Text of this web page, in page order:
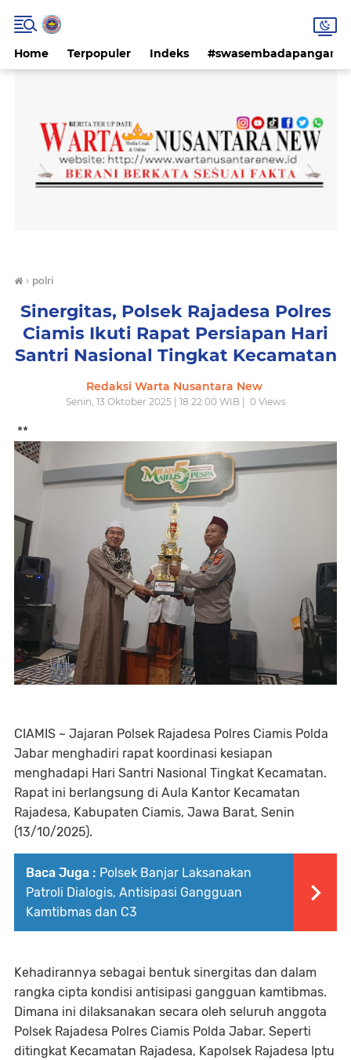
Home Terpopuler Indeks #swasembadapangan
› polri
Sinergitas, Polsek Rajadesa Polres
Ciamis Ikuti Rapat Persiapan Hari
Santri Nasional Tingkat Kecamatan
Redaksi Warta Nusantara New
Senin, 13 Oktober 2025 | 18.22.00 WIB | 0Views
**
CIAMIS ~ Jajaran Polsek Rajadesa Polres Ciamis Polda
Jabar menghadiri rapat koordinasi kesiapan
menghadapi Hari Santri Nasional Tingkat Kecamatan.
Rapat ini berlangsung di Aula Kantor Kecamatan
Rajadesa, Kabupaten Ciamis, Jawa Barat, Senin
(13/10/2025).
Baca Juga : Polsek Banjar Laksanakan
Patroli Dialogis, Antisipasi Gangguan
Kamtibmas dan C3
Kehadirannya sebagai bentuk sinergitas dan dalam
rangka cipta kondisi antisipasi gangguan kamtibmas.
Dimana ini dilaksanakan secara oleh seluruh anggota
Polsek Rajadesa Polres Ciamis Polda Jabar. Seperti
ditingkat Kecamatan Rajadesa, Kapolsek Rajadesa Iptu